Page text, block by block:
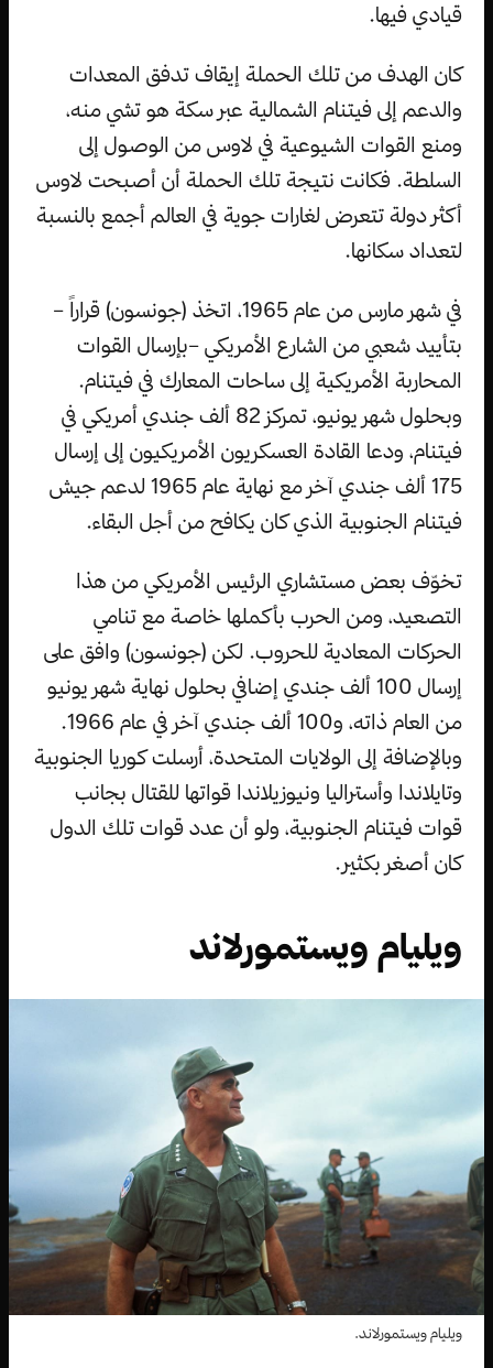
قيادي فيها.
كان الهدف من تلك الحملة إيقاف تدفق المعدات
والدعم إلى فيتنام الشمالية عبر سكة هو تشي منه،
ومنع القوات الشيوعية في لاوس من الوصول إلى
السلطة. فكانت نتيجة تلك الحملة أن أصبحت لاوس
أكثر دولة تتعرض لغارات جوية في العالم أجمع بالنسبة
لتعداد سكانها.
في شهر مارس من عام 1965، اتخذ (جونسون) قراراً –
بتأييد شعبي من الشارع الأمريكي –بإرسال القوات
المحاربة الأمريكية إلى ساحات المعارك في فيتنام.
وبحلول شهر يونيو، تمركز 82 ألف جندي أمريكي في
فيتنام، ودعا القادة العسكريون الأمريكيون إلى إرسال
175 ألف جندي آخر مع نهاية عام 1965 لدعم جيش
فيتنام الجنوبية الذي كان يكافح من أجل البقاء.
تخوّف بعض مستشاري الرئيس الأمريكي من هذا
التصعيد، ومن الحرب بأكملها خاصة مع تنامي
الحركات المعادية للحروب. لكن (جونسون) وافق على
إرسال 100 ألف جندي إضافي بحلول نهاية شهر يونيو
من العام ذاته، و100 ألف جندي آخر في عام 1966.
وبالإضافة إلى الولايات المتحدة، أرسلت كوريا الجنوبية
وتايلاندا وأستراليا ونيوزيلاندا قواتها للقتال بجانب
قوات فيتنام الجنوبية، ولو أن عدد قوات تلك الدول
كان أصغر بكثير.
ويليام ويستمورلاند
ويليام ويستمورلاند.